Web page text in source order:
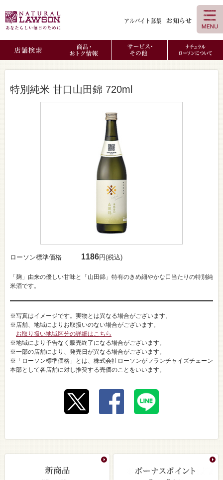
特別純米 甘口山田錦 720ml
ローソン標準価格 1186円(税込)
「麹」由来の優しい甘味と「山田錦」特有のきめ細やかな口当たりの特別純
米酒です。
※写真はイメージです。実物とは異なる場合がございます。
※店舗、地域によりお取扱いのない場合がございます。
お取り扱い地域区分の詳細はこちら
※地域により予告なく販売終了になる場合がございます。
※一部の店舗により、発売日が異なる場合がございます。
※「ローソン標準価格」とは、株式会社ローソンがフランチャイズチェーン
本部として各店舗に対し推奨する売価のことをいいます。